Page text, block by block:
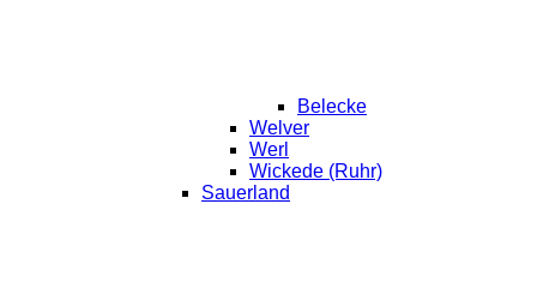
Belecke
Welver
Werl
Wickede (Ruhr)
Sauerland